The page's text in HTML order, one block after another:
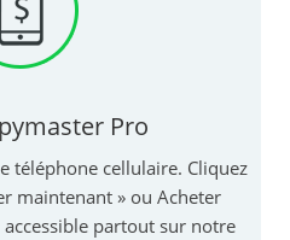
Pro
téléphone cellulaire. Cliquez
maintenant » ou Acheter
accessible partout sur notre